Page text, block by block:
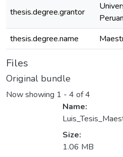
thesis.degree.grantor
thesis.degree.name
Files
Original bundle
Now showing 1 - 4 of 4
Name:
Size:
1.06 MB